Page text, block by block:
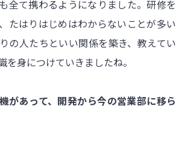
全て携わるようになりました。研修を
たはりはじめはわからないことが多い
の人たちといい関係を築き、教えてい
を身につけていきましたね。
があって、開発から今の営業部に移ら